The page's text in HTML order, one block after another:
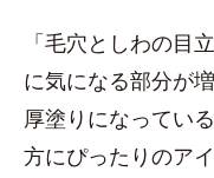
「毛穴としわの目
に気になる部分が
厚塗りになってい
方にぴったりのア